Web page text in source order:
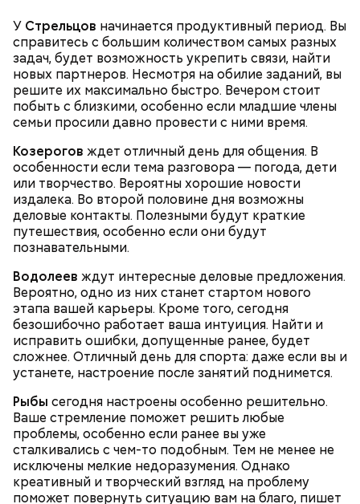
У Стрельцов начинается продуктивный период. Вы
справитесь с большим количеством самых разных
задач, будет возможность укрепить связи, найти
новых партнеров. Несмотря на обилие заданий, вы
решите их максимально быстро. Вечером стоит
побыть с близкими, особенно если младшие члены
семьи просили давно провести с ними время.
Козерогов ждет отличный день для общения. В
особенности если тема разговора — погода, дети
или творчество. Вероятны хорошие новости
издалека. Во второй половине дня возможны
деловые контакты. Полезными будут краткие
путешествия, особенно если они будут
познавательными.
Водолеев ждут интересные деловые предложения.
Вероятно, одно из них станет стартом нового
этапа вашей карьеры. Кроме того, сегодня
безошибочно работает ваша интуиция. Найти и
исправить ошибки, допущенные ранее, будет
сложнее. Отличный день для спорта: даже если вы и
устанете, настроение после занятий поднимется.
Рыбы сегодня настроены особенно решительно.
Ваше стремление поможет решить любые
проблемы, особенно если ранее вы уже
сталкивались с чем-то подобным. Тем не менее не
исключены мелкие недоразумения. Однако
креативный и творческий взгляд на проблему
поможет повернуть ситуацию вам на благо, пишет
— Кабачки, порезанные кубиками, нужно легко
обжарить на сковороде. К ним добавляются зелень
петрушки, чеснок, соль и оливковое масло.
Получается очень вкусно, — поделился рецептом
Спагетти из кабачков
— В дыне содержится много сахара, который
представлен фруктозой. С одной стороны — это
хорошо, потому что дает энергию. Но важно
помнить, что сладкими дынями не нужно сильно
увлекаться, так же как и арбузами, людям с
сахарным диабетом и лишним весом, —
подчеркнула доктор.
Терапевт Кондрахин назвал
продукты и напитки, которые
выводят токсины из организма
Ранние плоды, по словам врача, лучше не есть:
Чистит сосуды и защищает от
рака: чем полезен кресс-салат